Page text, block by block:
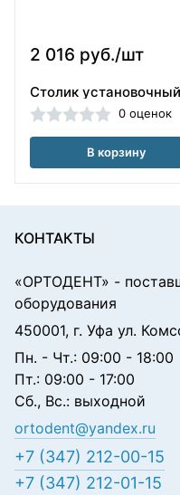
2 016 руб./шт
0 оценок
В корзину
КОНТАКТЫ
«ОРТОДЕНТ» -
оборудования
450001, г. Уфа ул.
Пн. - Чт.: 09:00 - 18:00
Пт.: 09:00 - 17:00
Сб., Вс.: выходной
ortodent@yandex.ru
+7 (347) 212-00-15
+7 (347) 212-01-15